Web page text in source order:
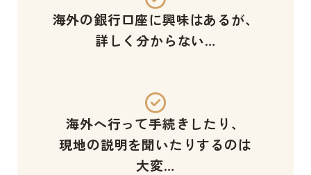
海外の銀行口座に興味はあるが、
詳しく分からない…
海外へ行って手続きしたり、
現地の説明を聞いたりするのは
大変…